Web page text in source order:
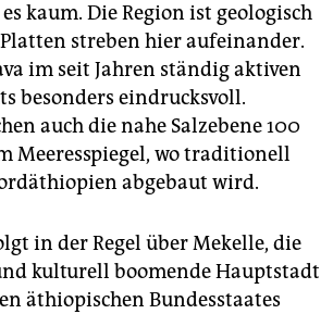
kaum. Die Region ist geologisch
streben hier aufeinander.
im seit Jahren ständig aktiven
besonders eindrucksvoll.
auch die nahe Salzebene 100
Meeresspiegel, wo traditionell
abgebaut wird.
in der Regel über Mekelle, die
kulturell boomende Hauptstadt
äthiopischen Bundesstaates